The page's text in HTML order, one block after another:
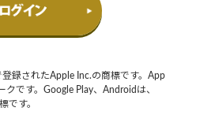
録されたApple Inc.の商標です。App
です。Google Play、Androidは、
です。